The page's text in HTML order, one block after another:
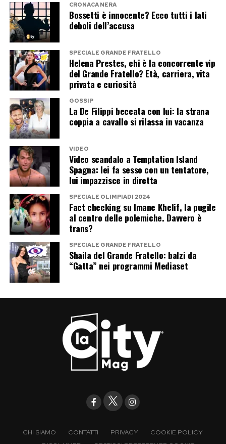
CRONACA NERA
Bossetti è innocente? Ecco tutti i lati
deboli dell’accusa
SPECIALE GRANDE FRATELLO
Helena Prestes, chi è la concorrente vip
del Grande Fratello? Età, carriera, vita
privata e curiosità
GOSSIP
La De Filippi beccata con lui: la strana
coppia a cavallo si rilassa in vacanza
VIDEO
Video scandalo a Temptation Island
Spagna: lei fa sesso con un tentatore,
lui impazzisce in diretta
SPECIALE OLIMPIADI 2024
Fact checking su Imane Khelif, la pugile
al centro delle polemiche. Davvero è
trans?
SPECIALE GRANDE FRATELLO
Shaila del Grande Fratello: balzi da
“Gatta” nei programmi Mediaset
CHI SIAMO CONTATTI PRIVACY
COOKIE POLICY